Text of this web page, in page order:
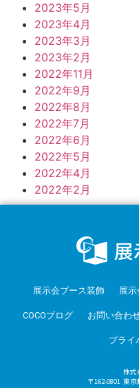
2023年5月
2023年4月
2023年3月
2023年2月
2022年11月
2022年9月
2022年8月
2022年7月
2022年6月
2022年5月
2022年4月
2022年2月
展示会ブース装飾 展
COCOブログ お問い合わ
プライ
株式
〒162-0801 東